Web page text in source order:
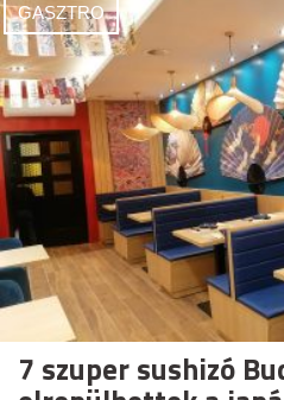
GASZTRO
7 szuper sushizó